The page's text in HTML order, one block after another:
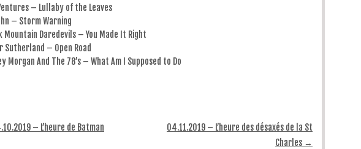
– Lullaby of the Leaves
– Storm Warning
Mountain Daredevils – You Made It Right
Sutherland – Open Road
Morgan And The 78’s – What Am I Supposed to Do
navigation– L’heure de Batman
04.11.2019 – L’heure des désaxés de la St
Charles →